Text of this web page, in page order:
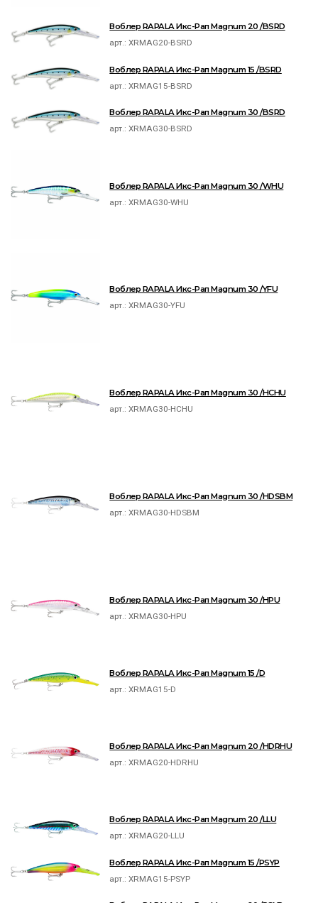
Воблер RAPALA Икс-Рап Magnum 20 /BSRD
арт.:XRMAG20-BSRD
Воблер RAPALA Икс-Рап Magnum 15 /BSRD
арт.:XRMAG15-BSRD
Воблер RAPALA Икс-Рап Magnum 30 /BSRD
арт.:XRMAG30-BSRD
Воблер RAPALA Икс-Рап Magnum 30 /WHU
арт.:XRMAG30-WHU
Воблер RAPALA Икс-Рап Magnum 30 /YFU
арт.:XRMAG30-YFU
Воблер RAPALA Икс-Рап Magnum 30 /HCHU
арт.:XRMAG30-HCHU
Воблер RAPALA Икс-Рап Magnum 30 /HDSBM
арт.:XRMAG30-HDSBM
Воблер RAPALA Икс-Рап Magnum 30 /HPU
арт.:XRMAG30-HPU
Воблер RAPALA Икс-Рап Magnum 15 /D
арт.:XRMAG15-D
Воблер RAPALA Икс-Рап Magnum 20 /HDRHU
арт.:XRMAG20-HDRHU
Воблер RAPALA Икс-Рап Magnum 20 /LLU
арт.:XRMAG20-LLU
Воблер RAPALA Икс-Рап Magnum 15 /PSYP
арт.:XRMAG15-PSYP